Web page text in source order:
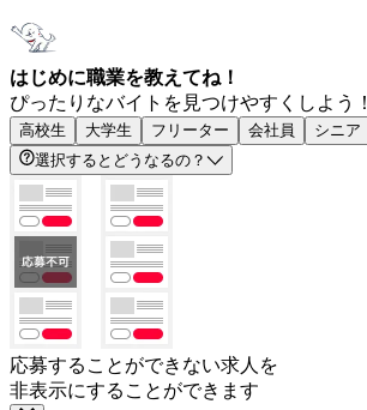
はじめに職業を教えてね！
ぴったりなバイトを見つけやすくしよう！
高校生 大学生 フリーター 会社員 シニア
選択するとどうなるの？
応募することができない求人を
非表示にすることができます